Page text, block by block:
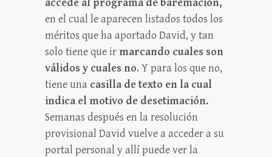
en el cual le aparecen listados todos los
méritos que ha aportado David, y tan
solo tiene que ir marcando cuales son
válidos y cuales no. Y para los que no,
tiene una casilla de texto en la cual
indica el motivo de desetimación.
Semanas después en la resolución
provisional David vuelve a acceder a su
portal personal y allí puede ver la